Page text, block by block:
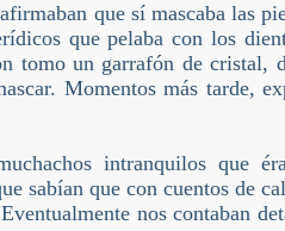
que sí mascaba las
que pelaba con los
tomo un garrafón de cristal,
Momentos más tarde,
intranquilos que
sabían que con cuentos de
nos contaban